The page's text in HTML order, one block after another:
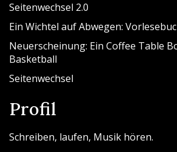
Seitenwechsel 2.0
Ein Wichtel auf Abwegen:
Neuerscheinung: Ein Coffee Table
Basketball
Seitenwechsel
Profil
Schreiben, laufen, Musik hören.